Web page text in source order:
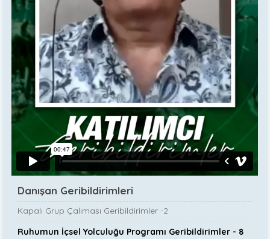
Danışan Geribildirimleri
Kapalı Grup Çalıması Geribildirimler -2
Ruhumun İçsel Yolculuğu Programı Geribildirimler - 8